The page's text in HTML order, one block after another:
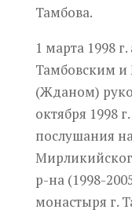
Тамбова.
1 марта 1998
Тамбовским
(Жданом)
октября 1998
послушания
р-на (1998-
монастыря г.